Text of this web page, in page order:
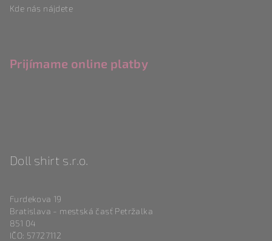
Kde nás nájdete
Prijímame online platby
Doll shirt s.r.o.
Furdekova 19
Bratislava - mestská časť Petržalka
851 04
IČO: 57727112